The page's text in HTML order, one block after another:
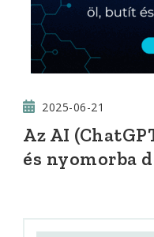
2025-06-21
Az AI
és nyomorba